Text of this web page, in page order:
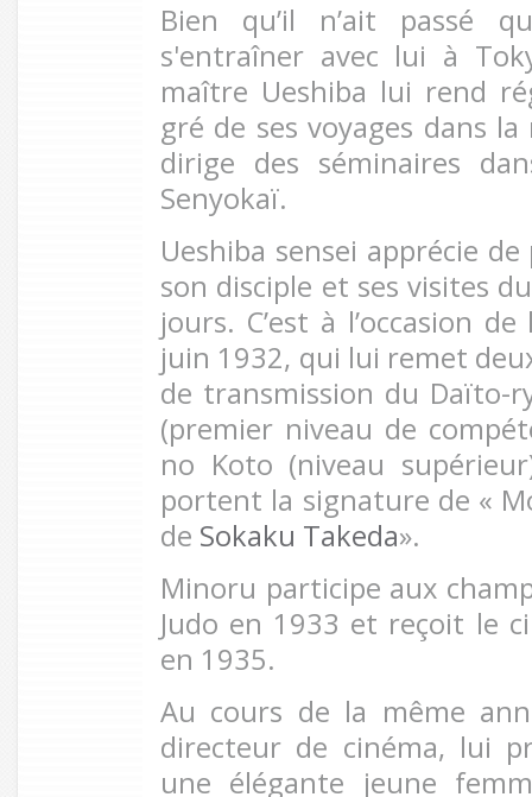
Bien qu’il n’ait passé
s'entraîner avec lui à
maître Ueshiba lui rend
gré de ses voyages dans
dirige des séminaires
Senyokaï.
Ueshiba sensei apprécie
son disciple et ses visites
jours. C’est à l’occasion
juin 1932, qui lui remet
de transmission du Daïto-
(premier niveau de
no Koto (niveau
portent la signature de «
de Sokaku Takeda».
Minoru participe aux
Judo en 1933 et reçoit le
en 1935.
Au cours de la même
directeur de cinéma, lui
une élégante jeune